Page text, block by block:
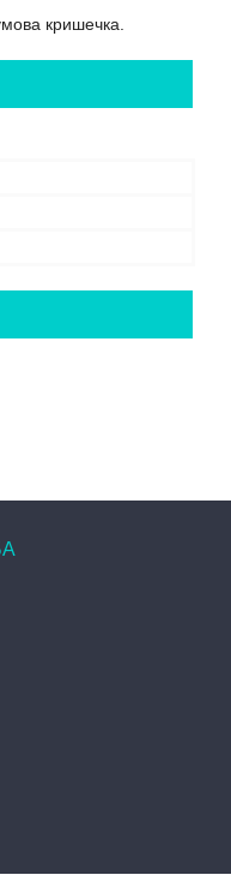
кришечка.